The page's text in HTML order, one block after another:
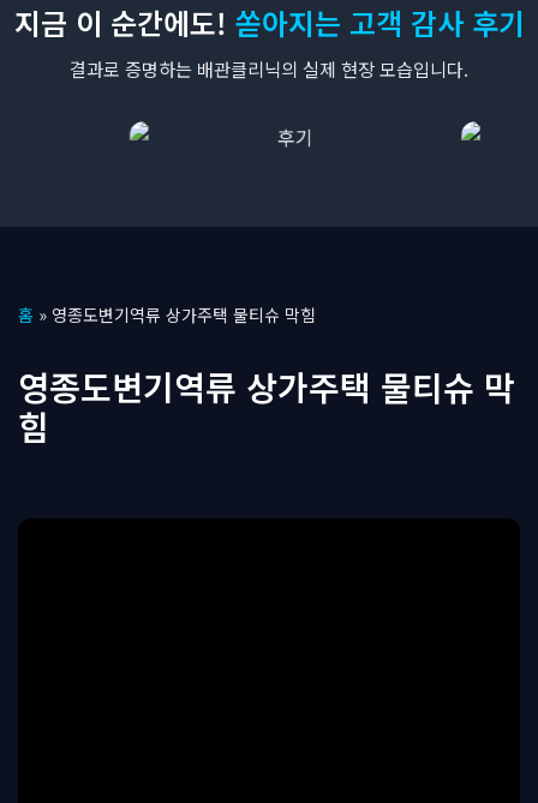
지금 이 순간에도! 쏟아지는 고객 감사 후기
결과로 증명하는 배관클리닉의 실제 현장 모습입니다.
텐
로
건
기
홈 » 영종도변기역류 상가주택 물티슈 막힘
영종도변기역류 상가주택 물티슈 막
힘